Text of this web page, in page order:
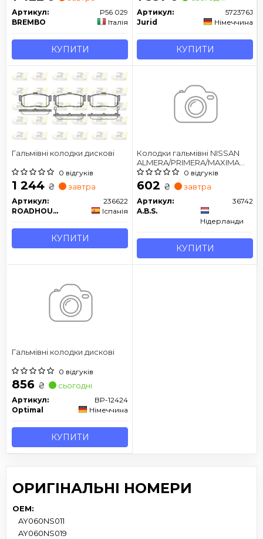
Артикул:
P56 029
BREMBO
Італія
КУПИТИ
Артикул:
572376J
Jurid
Німеччина
КУПИТИ
Гальмівні колодки дискові
0 відгуків
1 244 ₴ завтра
Артикул:
236622
ROADHOUSE
Іспанія
КУПИТИ
Колодки гальмівні NISSAN
ALMERA/PRIMERA/MAXIMA
QX задн
0 відгуків
602 ₴ завтра
Артикул:
36742
A.B.S.
Нідерланди
КУПИТИ
Гальмівні колодки дискові
0 відгуків
856 ₴ сьогодні
Артикул:
BP-12424
Optimal
Німеччина
КУПИТИ
ОРИГІНАЛЬНІ НОМЕРИ
OEM:
AY060NS011
AY060NS019